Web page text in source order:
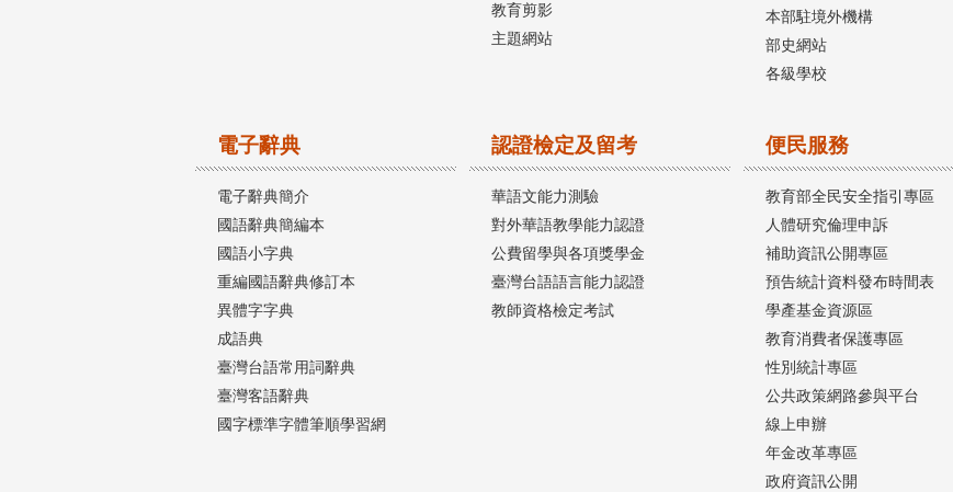
教育剪影
主題網站
本部駐境外機構
部史網站
各級學校
電子辭典
電子辭典簡介
國語辭典簡編本
國語小字典
重編國語辭典修訂本
異體字字典
成語典
臺灣台語常用詞辭典
臺灣客語辭典
國字標準字體筆順學習網
認證檢定及留考
華語文能力測驗
對外華語教學能力認證
公費留學與各項獎學金
臺灣台語語言能力認證
教師資格檢定考試
便民服務
教育部全民安全指引專區
人體研究倫理申訴
補助資訊公開專區
預告統計資料發布時間表
學產基金資源區
教育消費者保護專區
性別統計專區
公共政策網路參與平台
線上申辦
年金改革專區
政府資訊公開